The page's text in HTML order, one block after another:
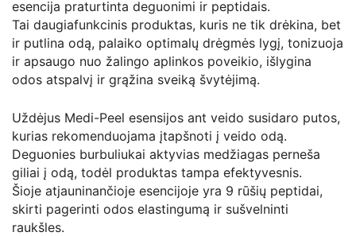
esencija praturtinta deguonimi ir peptidais.
Tai daugiafunkcinis produktas, kuris ne tik drėkina, bet
ir putlina odą, palaiko optimalų drėgmės lygį, tonizuoja
ir apsaugo nuo žalingo aplinkos poveikio, išlygina
odos atspalvį ir grąžina sveiką švytėjimą.
Uždėjus Medi-Peel esensijos ant veido susidaro putos,
kurias rekomenduojama įtapšnoti į veido odą.
Deguonies burbuliukai aktyvias medžiagas perneša
giliai į odą, todėl produktas tampa efektyvesnis.
Šioje atjauninančioje esencijoje yra 9 rūšių peptidai,
skirti pagerinti odos elastingumą ir sušvelninti
raukšles.